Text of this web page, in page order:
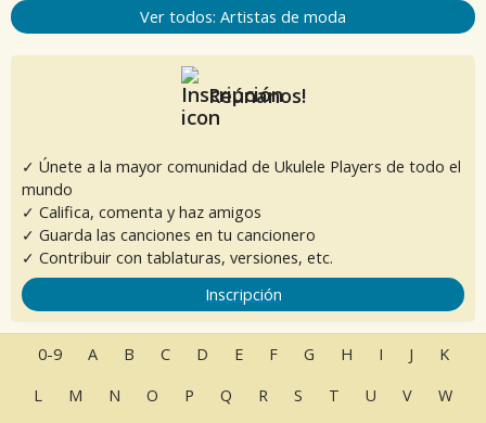
Ver todos: Artistas de moda
Reúnanos!
✓ Únete a la mayor comunidad de Ukulele Players de todo el
mundo
✓ Califica, comenta y haz amigos
✓ Guarda las canciones en tu cancionero
✓ Contribuir con tablaturas, versiones, etc.
Inscripción
0-9 A B C D E F G H I J
K
L
M N O P Q R S T U V W